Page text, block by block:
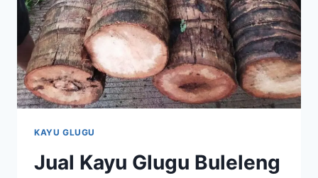
KAYU GLUGU
Jual Kayu Glugu Buleleng